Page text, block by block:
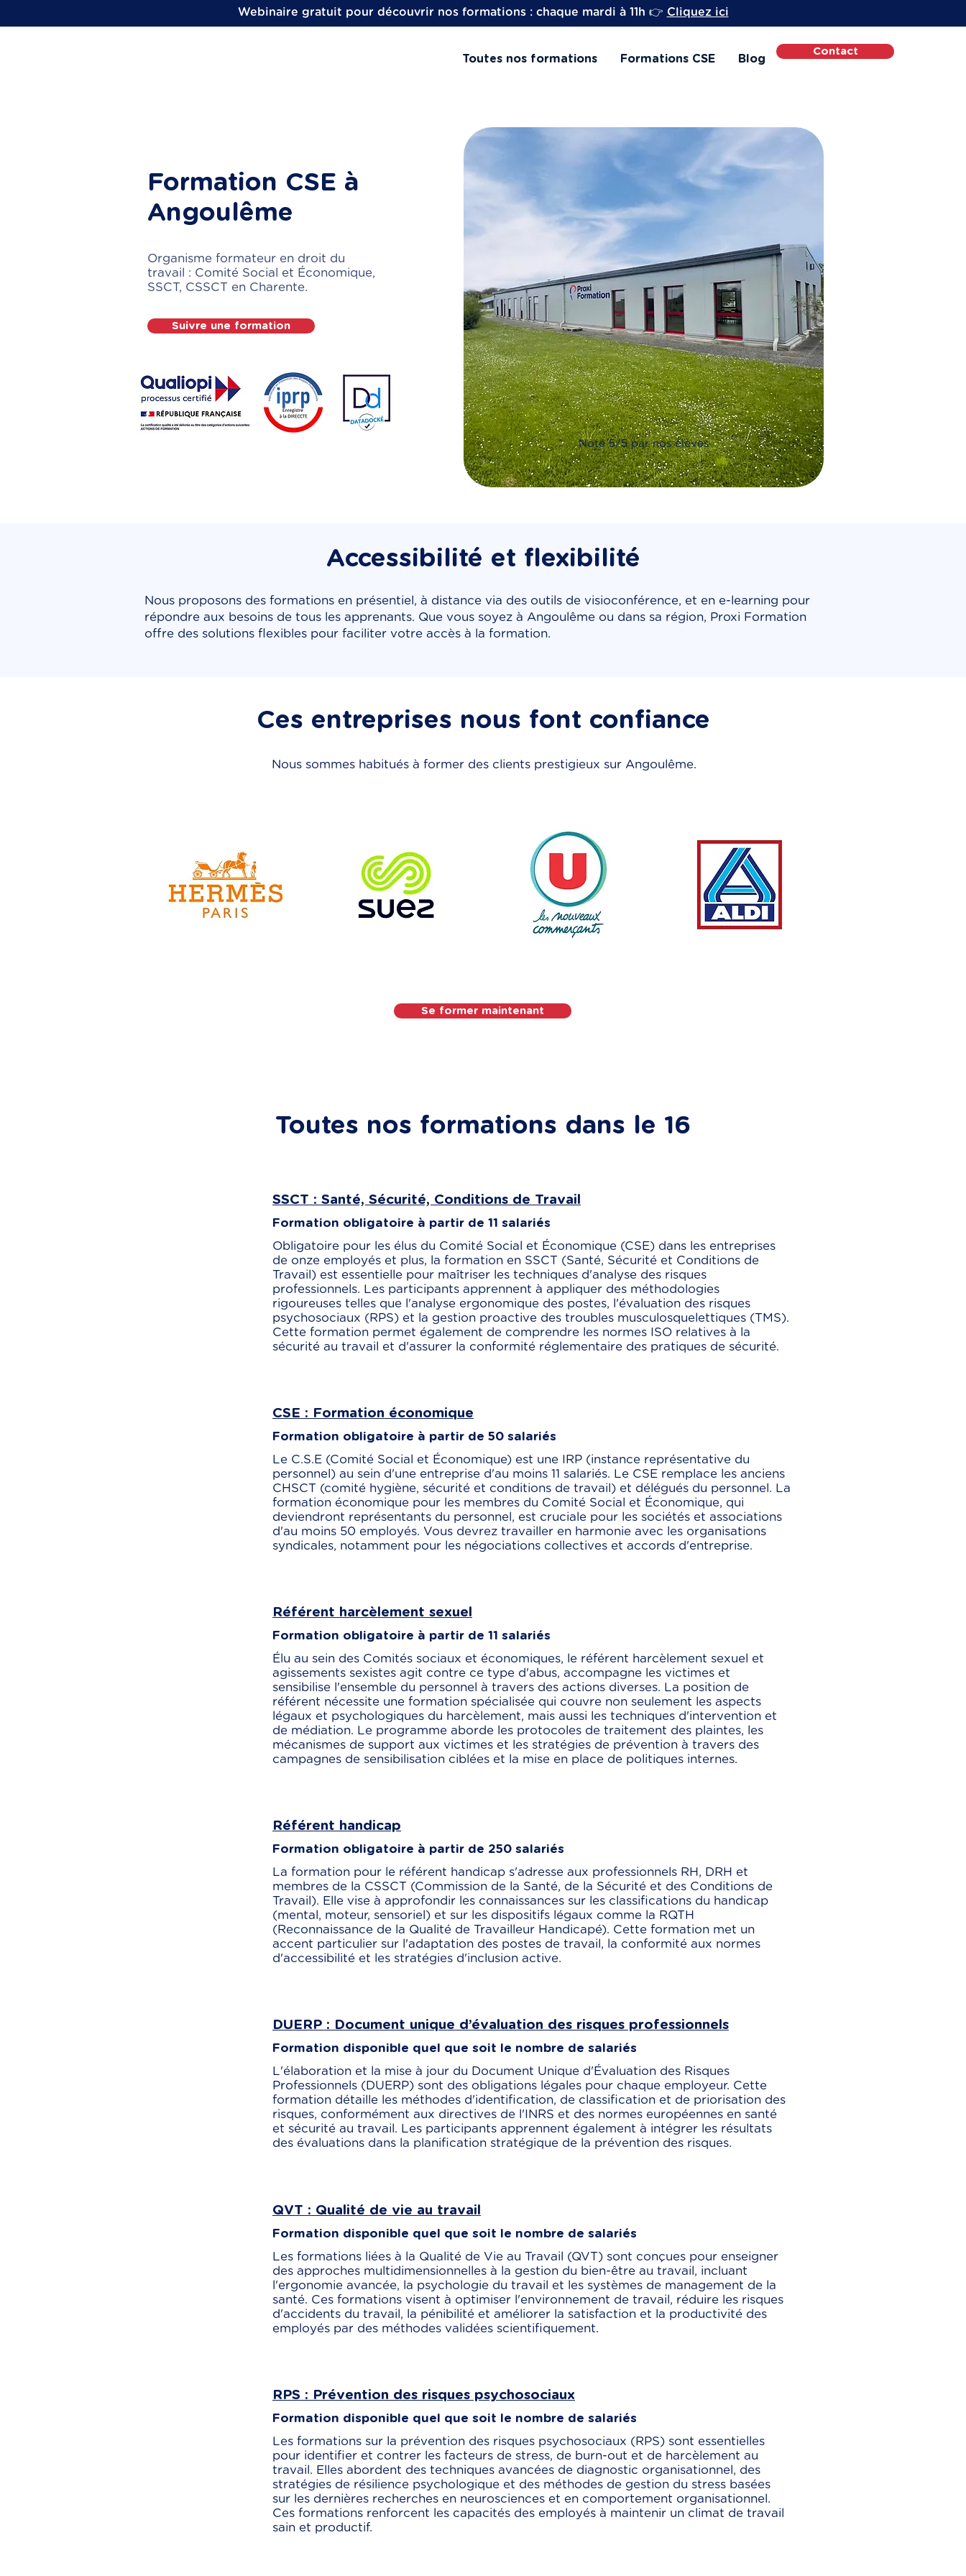
Webinaire gratuit pour découvrir nos formations : chaque mardi à 11h 👉 Cliquez ici
Toutes nos formations Formations CSE Blog
Contact
Formation CSE à
Angoulême
Organisme formateur en droit du
travail : Comité Social et Économique,
SSCT, CSSCT en Charente.
Suivre une formation
Noté 5/5 par nos élèves
Accessibilité et flexibilité
Nous proposons des formations en présentiel, à distance via des outils de visioconférence, et en e-learning pour
répondre aux besoins de tous les apprenants. Que vous soyez à Angoulême ou dans sa région, Proxi Formation
offre des solutions flexibles pour faciliter votre accès à la formation.
Ces entreprises nous font confiance
Nous sommes habitués à former des clients prestigieux sur Angoulême.
Se former maintenant
Toutes nos formations dans le 16
SSCT : Santé, Sécurité, Conditions de Travail
Formation obligatoire à partir de 11 salariés
Obligatoire pour les élus du Comité Social et Économique (CSE) dans les entreprises
de onze employés et plus, la formation en SSCT (Santé, Sécurité et Conditions de
Travail) est essentielle pour maîtriser les techniques d'analyse des risques
professionnels. Les participants apprennent à appliquer des méthodologies
rigoureuses telles que l'analyse ergonomique des postes, l'évaluation des risques
psychosociaux (RPS) et la gestion proactive des troubles musculosquelettiques (TMS).
Cette formation permet également de comprendre les normes ISO relatives à la
sécurité au travail et d'assurer la conformité réglementaire des pratiques de sécurité.
CSE : Formation économique
Formation obligatoire à partir de 50 salariés
Le C.S.E (Comité Social et Économique) est une IRP (instance représentative du
personnel) au sein d'une entreprise d'au moins 11 salariés. Le CSE remplace les anciens
CHSCT (comité hygiène, sécurité et conditions de travail) et délégués du personnel. La
formation économique pour les membres du Comité Social et Économique, qui
deviendront représentants du personnel, est cruciale pour les sociétés et associations
d'au moins 50 employés. Vous devrez travailler en harmonie avec les organisations
syndicales, notamment pour les négociations collectives et accords d'entreprise.
Référent harcèlement sexuel
Formation obligatoire à partir de 11 salariés
Élu au sein des Comités sociaux et économiques, le référent harcèlement sexuel et
agissements sexistes agit contre ce type d'abus, accompagne les victimes et
sensibilise l'ensemble du personnel à travers des actions diverses. La position de
référent nécessite une formation spécialisée qui couvre non seulement les aspects
légaux et psychologiques du harcèlement, mais aussi les techniques d'intervention et
de médiation. Le programme aborde les protocoles de traitement des plaintes, les
mécanismes de support aux victimes et les stratégies de prévention à travers des
campagnes de sensibilisation ciblées et la mise en place de politiques internes.
Référent handicap
Formation obligatoire à partir de 250 salariés
La formation pour le référent handicap s'adresse aux professionnels RH, DRH et
membres de la CSSCT (Commission de la Santé, de la Sécurité et des Conditions de
Travail). Elle vise à approfondir les connaissances sur les classifications du handicap
(mental, moteur, sensoriel) et sur les dispositifs légaux comme la RQTH
(Reconnaissance de la Qualité de Travailleur Handicapé). Cette formation met un
accent particulier sur l'adaptation des postes de travail, la conformité aux normes
d'accessibilité et les stratégies d'inclusion active.
DUERP : Document unique d’évaluation des risques professionnels
Formation disponible quel que soit le nombre de salariés
L'élaboration et la mise à jour du Document Unique d'Évaluation des Risques
Professionnels (DUERP) sont des obligations légales pour chaque employeur. Cette
formation détaille les méthodes d'identification, de classification et de priorisation des
risques, conformément aux directives de l'INRS et des normes européennes en santé
et sécurité au travail. Les participants apprennent également à intégrer les résultats
des évaluations dans la planification stratégique de la prévention des risques.
QVT : Qualité de vie au travail
Formation disponible quel que soit le nombre de salariés
Les formations liées à la Qualité de Vie au Travail (QVT) sont conçues pour enseigner
des approches multidimensionnelles à la gestion du bien-être au travail, incluant
l'ergonomie avancée, la psychologie du travail et les systèmes de management de la
santé. Ces formations visent à optimiser l'environnement de travail, réduire les risques
d'accidents du travail, la pénibilité et améliorer la satisfaction et la productivité des
employés par des méthodes validées scientifiquement.
RPS : Prévention des risques psychosociaux
Formation disponible quel que soit le nombre de salariés
Les formations sur la prévention des risques psychosociaux (RPS) sont essentielles
pour identifier et contrer les facteurs de stress, de burn-out et de harcèlement au
travail. Elles abordent des techniques avancées de diagnostic organisationnel, des
stratégies de résilience psychologique et des méthodes de gestion du stress basées
sur les dernières recherches en neurosciences et en comportement organisationnel.
Ces formations renforcent les capacités des employés à maintenir un climat de travail
sain et productif.